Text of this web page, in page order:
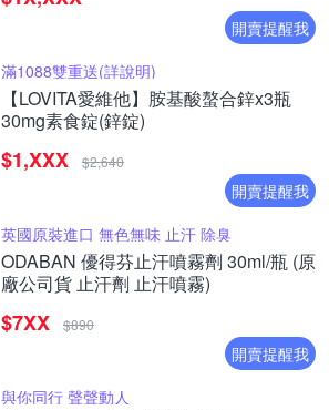
開賣提醒我
滿1088雙重送(詳說明)
【LOVITA愛維他】胺基酸螯合鋅x3瓶
30mg素食錠(鋅錠)
$1,XXX $2,640
開賣提醒我
英國原裝進口 無色無味 止汗 除臭
ODABAN 優得芬止汗噴霧劑 30ml/瓶 (原
廠公司貨 止汗劑 止汗噴霧)
$7XX $890
開賣提醒我
與你同行 聲聲動人